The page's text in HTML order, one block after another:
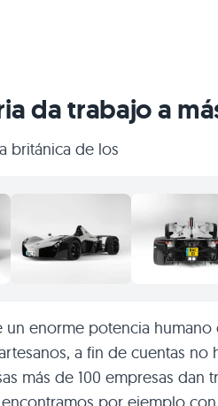
da trabajo a
un enorme potencia
a fin de cuentas
más de 100 empresas dan